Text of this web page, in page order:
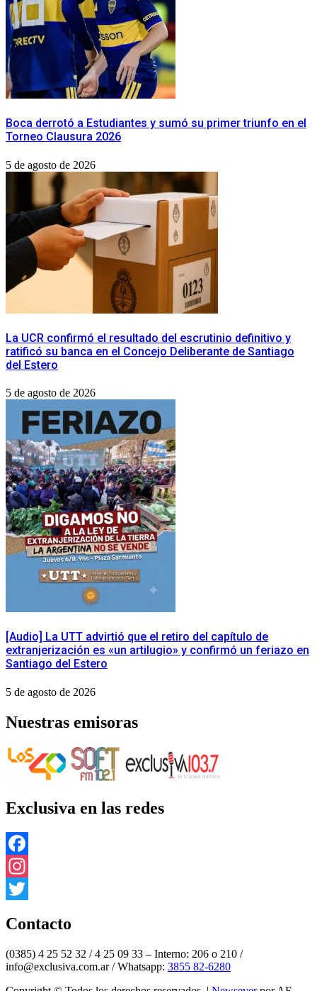
Boca derrotó a Estudiantes y sumó su primer triunfo en el
Torneo Clausura 2026
5 de agosto de 2026
La UCR confirmó el resultado del escrutinio definitivo y
ratificó su banca en el Concejo Deliberante de Santiago
del Estero
5 de agosto de 2026
[Audio] La UTT advirtió que el retiro del capítulo de
extranjerización es «un artilugio» y confirmó un feriazo en
Santiago del Estero
5 de agosto de 2026
Nuestras emisoras
Exclusiva en las redes
Facebook
Instagram
Contacto
(0385) 4 25 52 32 / 4 25 09 33 – Interno: 206 o 210 /
info@exclusiva.com.ar / Whatsapp: 3855 82-6280